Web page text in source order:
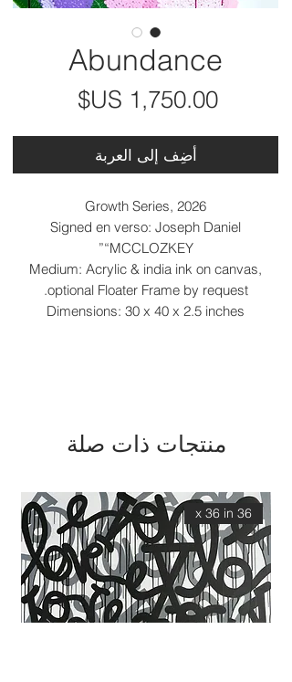
Abundance
أضِف إلى العربة
Growth Series, 2026
Signed en verso: Joseph Daniel
“MCCLOZKEY”
Medium: Acrylic & india ink on canvas,
optional Floater Frame by request.
Dimensions: 30 x 40 x 2.5 inches
منتجات ذات صلة
36 x 36 in